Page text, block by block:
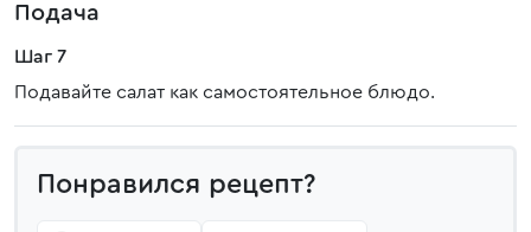
Подача
Шаг 7
Подавайте салат как самостоятельное блюдо.
Понравился рецепт?